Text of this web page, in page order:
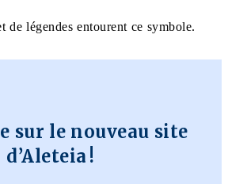
de légendes entourent ce symbole.
sur le nouveau site
d’Aleteia !